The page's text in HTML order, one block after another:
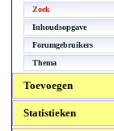
Zoek
Inhoudsopgave
Forumgebruikers
Thema
Toevoegen
Statistieken